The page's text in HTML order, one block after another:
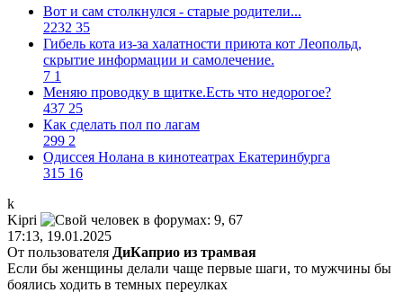
Вот и сам столкнулся - старые родители...
2232 35
Гибель кота из-за халатности приюта кот Леопольд,
скрытиe информации и самолечение.
7 1
Меняю проводку в щитке.Есть что недорогое?
437 25
Как сделать пол по лагам
299 2
Одиссея Нолана в кинотеатрах Екатеринбурга
315 16
k
Kipri
17:13, 19.01.2025
От пользователя ДиКаприо из трамвая
Если бы женщины делали чаще первые шаги, то мужчины бы
боялись ходить в темных переулках